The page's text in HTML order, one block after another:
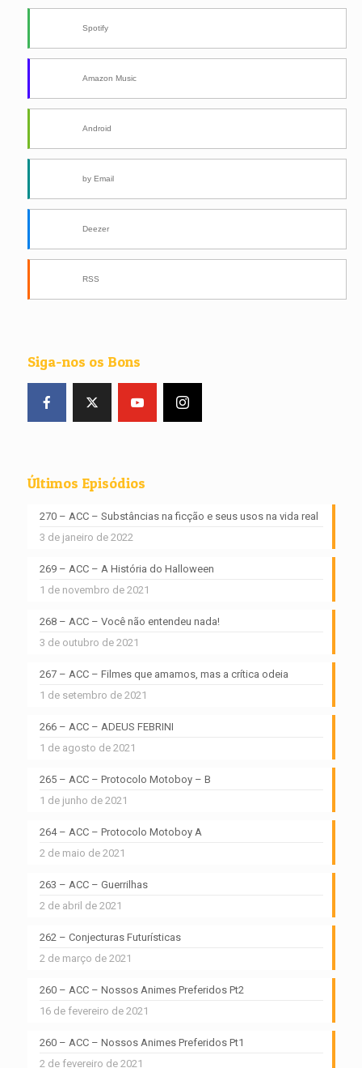
Spotify
Amazon Music
Android
by Email
Deezer
RSS
Siga-nos os Bons
Últimos Episódios
270 – ACC – Substâncias na ficção e seus usos na vida real
3 de janeiro de 2022
269 – ACC – A História do Halloween
1 de novembro de 2021
268 – ACC – Você não entendeu nada!
3 de outubro de 2021
267 – ACC – Filmes que amamos, mas a crítica odeia
1 de setembro de 2021
266 – ACC – ADEUS FEBRINI
1 de agosto de 2021
265 – ACC – Protocolo Motoboy – B
1 de junho de 2021
264 – ACC – Protocolo Motoboy A
2 de maio de 2021
263 – ACC – Guerrilhas
2 de abril de 2021
262 – Conjecturas Futurísticas
2 de março de 2021
260 – ACC – Nossos Animes Preferidos Pt2
16 de fevereiro de 2021
260 – ACC – Nossos Animes Preferidos Pt1
2 de fevereiro de 2021